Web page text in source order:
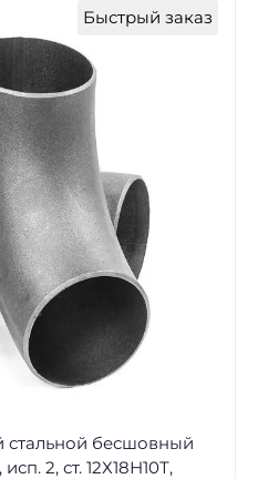
Быстрый заказ
стальной бесшовный
2, ст. 12Х18Н10Т,